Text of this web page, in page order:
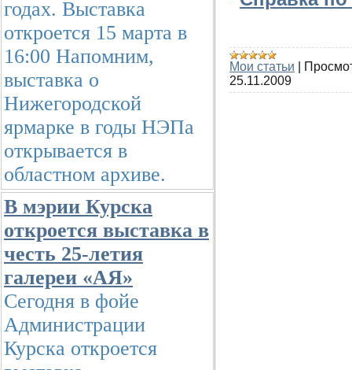
годах. Выставка
откроется 15 марта в
16:00 Напомним,
выставка о
Нижегородской
ярмарке в годы НЭПа
открывается в
областном архиве.
В мэрии Курска
откроется выставка в
честь 25-летия
галереи «АЯ»
Сегодня в фойе
Администрации
Курска откроется
Мои статьи
25.11.2009